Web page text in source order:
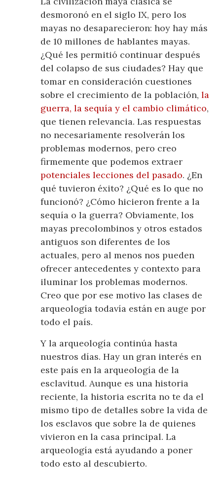
desmoronó en el siglo IX, pero los
mayas no desaparecieron: hoy hay más
de 10 millones de hablantes mayas.
¿Qué les permitió continuar después
del colapso de sus ciudades? Hay que
tomar en consideración cuestiones
sobre el crecimiento de la población,la
guerra, la sequía y el cambio climático,
que tienen relevancia. Las respuestas
no necesariamente resolverán los
problemas modernos, pero creo
firmemente que podemos extraer
potenciales lecciones del pasado. ¿En
qué tuvieron éxito? ¿Qué es lo que no
funcionó? ¿Cómo hicieron frente a la
sequía o la guerra? Obviamente, los
mayas precolombinos y otros estados
antiguos son diferentes de los
actuales, pero al menos nos pueden
ofrecer antecedentes y contexto para
iluminar los problemas modernos.
Creo que por ese motivo las clases de
arqueología todavía están en auge por
todo el país.
Y la arqueología continúa hasta
nuestros días. Hay un gran interés en
este país en la arqueología de la
esclavitud. Aunque es una historia
reciente, la historia escrita no te da el
mismo tipo de detalles sobre la vida de
los esclavos que sobre la de quienes
vivieron en la casa principal. La
arqueología está ayudando a poner
todo esto al descubierto.